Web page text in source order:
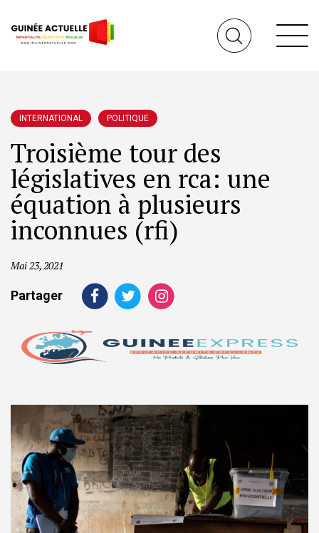
INTERNATIONAL POLITIQUE
Troisième tour des
législatives en rca: une
équation à plusieurs
inconnues (rfi)
Mai 23, 2021
Partager